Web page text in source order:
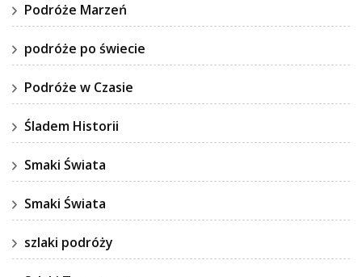
Podróże Marzeń
podróże po świecie
Podróże w Czasie
Śladem Historii
Smaki Świata
Smaki Świata
szlaki podróży